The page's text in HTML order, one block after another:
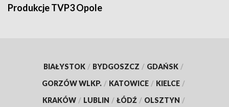
Produkcje TVP3 Opole
BIAŁYSTOK / BYDGOSZCZ / GDAŃSK /
GORZÓW WLKP. / KATOWICE / KIELCE /
KRAKÓW / LUBLIN / ŁÓDŹ / OLSZTYN /